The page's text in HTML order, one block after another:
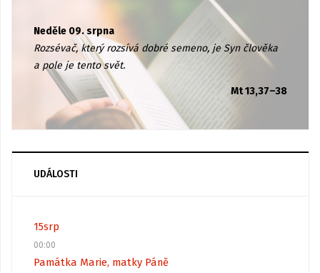
Neděle 09. srpna
Rozsévač, který rozsívá dobré semeno, je Syn člověka
a pole je tento svět.
Mt 13,37–38
UDÁLOSTI
15srp
00:00
Památka Marie, matky Páně